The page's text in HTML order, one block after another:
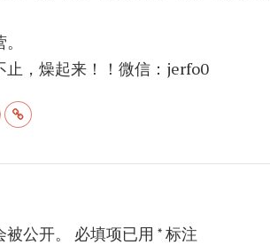
止，燥起来！！微信：jerfo0
公开。 必填项已用*标注